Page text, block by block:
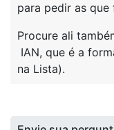
para pedir as que
Procure ali
IAN, que é a
na Lista).